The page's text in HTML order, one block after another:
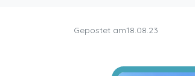
Gepostet am18.08.23